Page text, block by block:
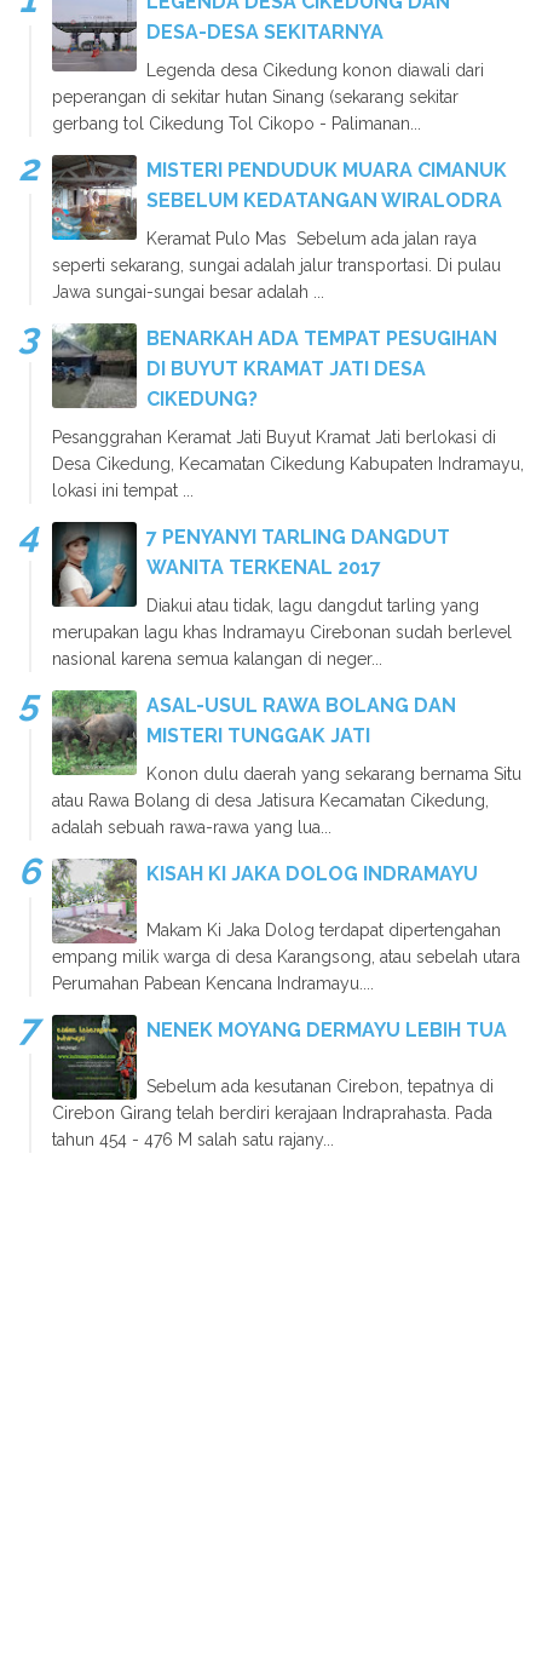
DESA-DESA SEKITARNYA
Legenda desa Cikedung konon diawali dari
peperangan di sekitar hutan Sinang (sekarang sekitar
gerbang tol Cikedung Tol Cikopo - Palimanan...
MISTERI PENDUDUK MUARA CIMANUK
SEBELUM KEDATANGAN WIRALODRA
Keramat Pulo Mas Sebelum ada jalan raya
seperti sekarang, sungai adalah jalur transportasi. Di pulau
Jawa sungai-sungai besar adalah ...
BENARKAH ADA TEMPAT PESUGIHAN
DI BUYUT KRAMAT JATI DESA
CIKEDUNG?
Pesanggrahan Keramat Jati Buyut Kramat Jati berlokasi di
Desa Cikedung, Kecamatan Cikedung Kabupaten Indramayu,
lokasi ini tempat ...
7 PENYANYI TARLING DANGDUT
WANITA TERKENAL 2017
Diakui atau tidak, lagu dangdut tarling yang
merupakan lagu khas Indramayu Cirebonan sudah berlevel
nasional karena semua kalangan di neger...
ASAL-USUL RAWA BOLANG DAN
MISTERI TUNGGAK JATI
Konon dulu daerah yang sekarang bernama Situ
atau Rawa Bolang di desa Jatisura Kecamatan Cikedung,
adalah sebuah rawa-rawa yang lua...
KISAH KI JAKA DOLOG INDRAMAYU
Makam Ki Jaka Dolog terdapat dipertengahan
empang milik warga di desa Karangsong, atau sebelah utara
Perumahan Pabean Kencana Indramayu....
NENEK MOYANG DERMAYU LEBIH TUA
Sebelum ada kesutanan Cirebon, tepatnya di
Cirebon Girang telah berdiri kerajaan Indraprahasta. Pada
tahun 454 - 476 M salah satu rajany...